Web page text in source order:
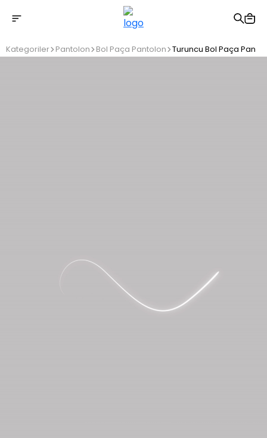
2500 TL üzeri ücretsiz kargo
Kategoriler Pantolon Bol Paça Pantolon Turuncu Bol Paça